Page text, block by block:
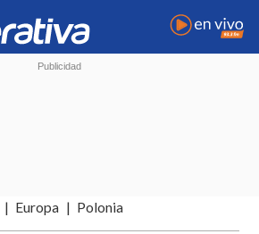
Europa Polonia